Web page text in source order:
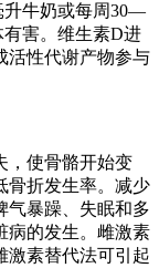
升牛奶或每周30—
害。维生素D进
活性代谢产物参与
，使骨骼开始变
骨折发生率。减少
气暴躁、失眠和多
病的发生。雌激素
激素替代法可引起